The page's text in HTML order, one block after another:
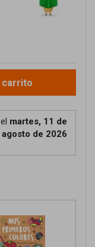
carrito
martes, 11 de
de 2026